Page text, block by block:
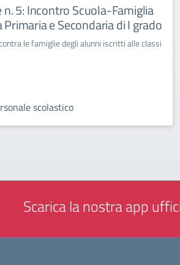
n. 5: Incontro Scuola-Famiglia
e Secondaria di I grado
le famiglie degli alunni iscritti alle classi
scolastico
Scarica la nostra app